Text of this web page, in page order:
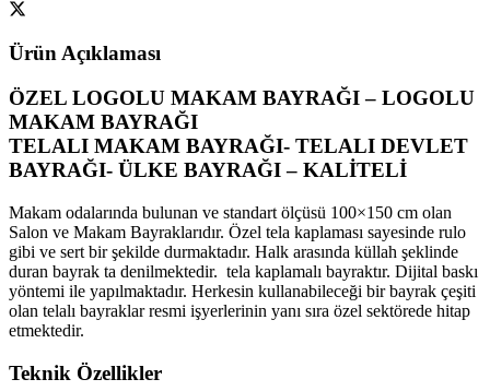
Ürün Açıklaması
ÖZEL LOGOLU MAKAM BAYRAĞI – LOGOLU
MAKAM BAYRAĞI
TELALI MAKAM BAYRAĞI- TELALI DEVLET
BAYRAĞI- ÜLKE BAYRAĞI – KALİTELİ
Makam odalarında bulunan ve standart ölçüsü 100×150 cm olan
Salon ve Makam Bayraklarıdır. Özel tela kaplaması sayesinde rulo
gibi ve sert bir şekilde durmaktadır. Halk arasında küllah şeklinde
duran bayrak ta denilmektedir. tela kaplamalı bayraktır. Dijital baskı
yöntemi ile yapılmaktadır. Herkesin kullanabileceği bir bayrak çeşiti
olan telalı bayraklar resmi işyerlerinin yanı sıra özel sektörede hitap
etmektedir.
Teknik Özellikler